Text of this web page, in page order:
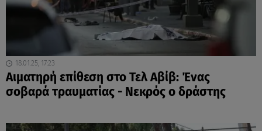
18.01.25, 17:23
Αιματηρή επίθεση στο Τελ Αβίβ: Ένας
σοβαρά τραυματίας - Nεκρός ο δράστης